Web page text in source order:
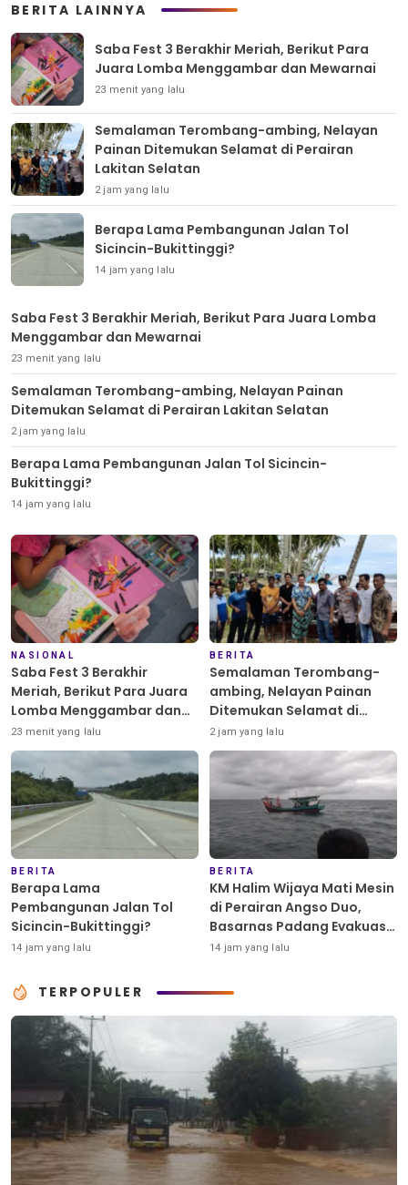
BERITA LAINNYA
Saba Fest 3 Berakhir Meriah, Berikut Para
Juara Lomba Menggambar dan Mewarnai
23 menit yang lalu
Semalaman Terombang-ambing, Nelayan
Painan Ditemukan Selamat di Perairan
Lakitan Selatan
2 jam yang lalu
Berapa Lama Pembangunan Jalan Tol
Sicincin-Bukittinggi?
14 jam yang lalu
Saba Fest 3 Berakhir Meriah, Berikut Para Juara Lomba
Menggambar dan Mewarnai
23 menit yang lalu
Semalaman Terombang-ambing, Nelayan Painan
Ditemukan Selamat di Perairan Lakitan Selatan
2 jam yang lalu
Berapa Lama Pembangunan Jalan Tol Sicincin-
Bukittinggi?
14 jam yang lalu
NASIONAL
Saba Fest 3 Berakhir
Meriah, Berikut Para Juara
Lomba Menggambar dan
Mewarnai
23 menit yang lalu
BERITA
Semalaman Terombang-
ambing, Nelayan Painan
Ditemukan Selamat di
Perairan Lakitan Selatan
2 jam yang lalu
BERITA
Berapa Lama
Pembangunan Jalan Tol
Sicincin-Bukittinggi?
14 jam yang lalu
BERITA
KM Halim Wijaya Mati Mesin
di Perairan Angso Duo,
Basarnas Padang Evakuasi
Dua ABK Selamat
14 jam yang lalu
TERPOPULER